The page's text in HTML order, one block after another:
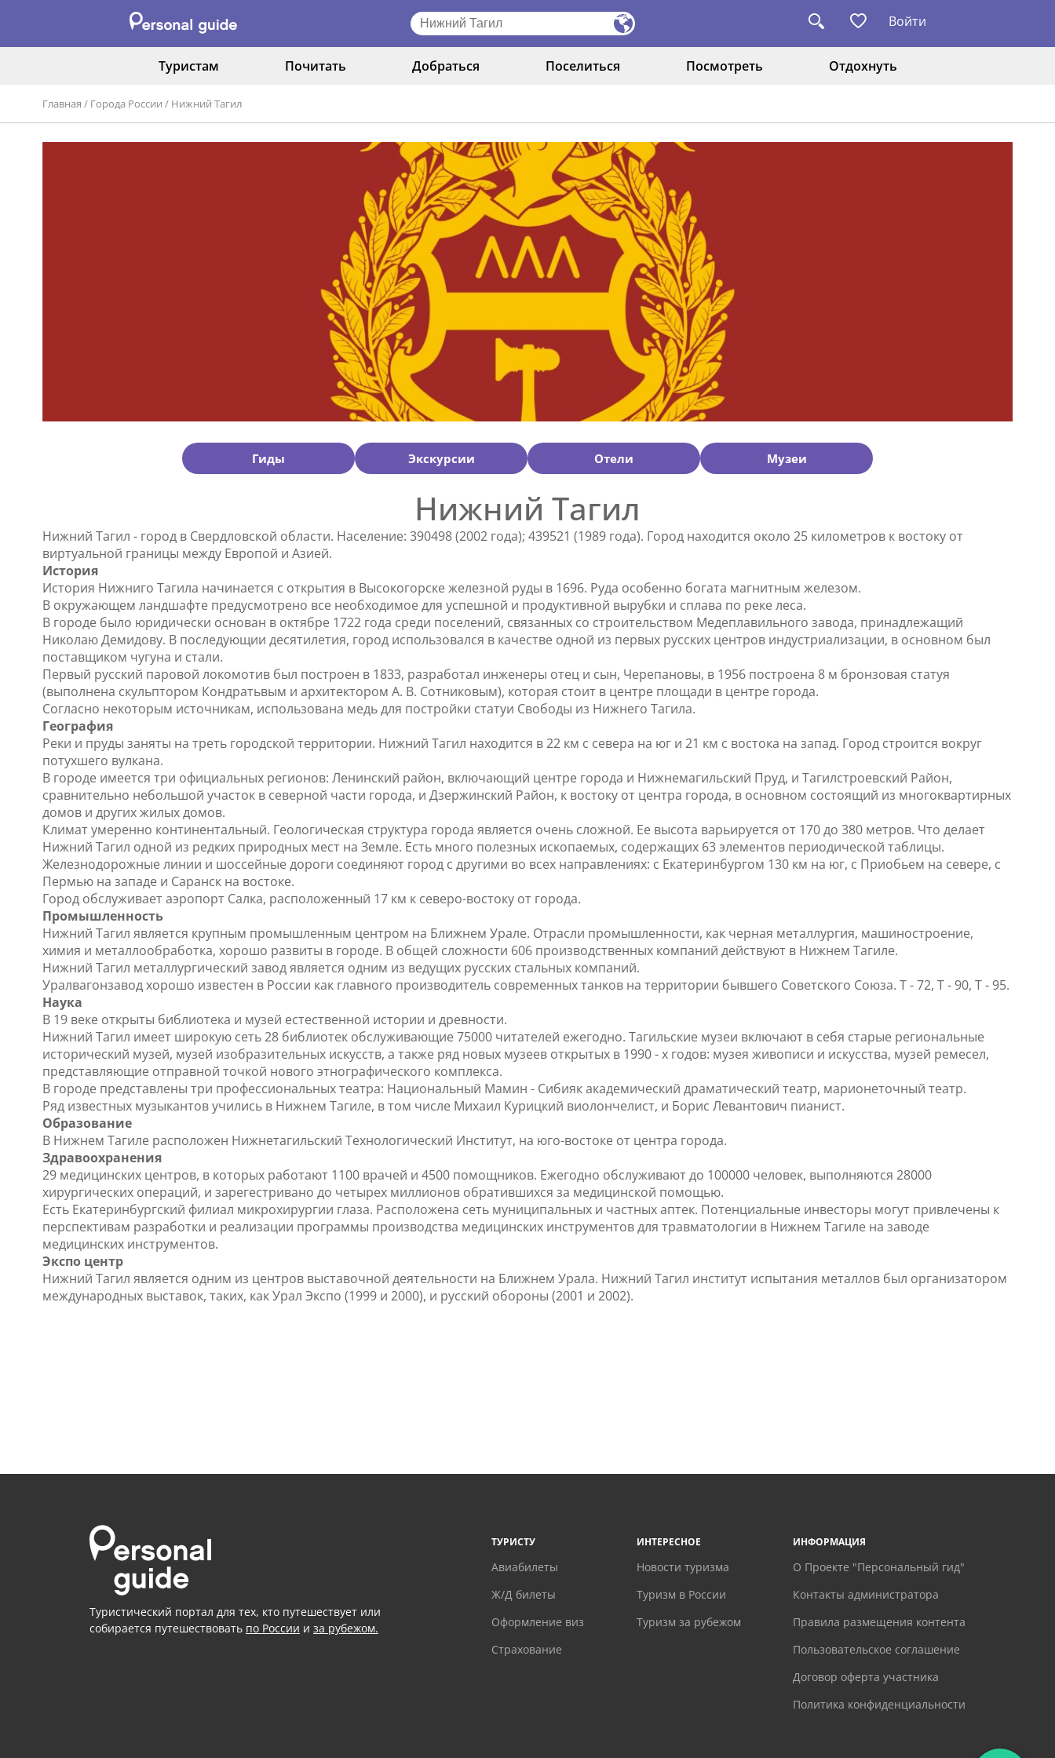
Войти
Туристам Почитать Добраться Поселиться Посмотреть Отдохнуть
Главная / Города России / Нижний Тагил
Гиды Экскурсии Отели Музеи
Нижний Тагил
Нижний Тагил - город в Свердловской области. Население: 390498 (2002 года); 439521 (1989 года). Город находится около 25 километров к востоку от
виртуальной границы между Европой и Азией.
История
История Нижниго Тагила начинается с открытия в Высокогорске железной руды в 1696. Руда особенно богата магнитным железом.
В окружающем ландшафте предусмотрено все необходимое для успешной и продуктивной вырубки и сплава по реке леса.
В городе было юридически основан в октябре 1722 года среди поселений, связанных со строительством Медеплавильного завода, принадлежащий
Николаю Демидову. В последующии десятилетия, город использовался в качестве одной из первых русских центров индустриализации, в основном был
поставщиком чугуна и стали.
Первый русский паровой локомотив был построен в 1833, разработал инженеры отец и сын, Черепановы, в 1956 построена 8 м бронзовая статуя
(выполнена скульптором Кондратьвым и архитектором А. В. Сотниковым), которая стоит в центре площади в центре города.
Согласно некоторым источникам, использована медь для постройки статуи Свободы из Нижнего Тагила.
География
Реки и пруды заняты на треть городской территории. Нижний Тагил находится в 22 км с севера на юг и 21 км с востока на запад. Город строится вокруг
потухшего вулкана.
В городе имеется три официальных регионов: Ленинский район, включающий центре города и Нижнемагильский Пруд, и Тагилстроевский Район,
сравнительно небольшой участок в северной части города, и Дзержинский Район, к востоку от центра города, в основном состоящий из многоквартирных
домов и других жилых домов.
Климат умеренно континентальный. Геологическая структура города является очень сложной. Ее высота варьируется от 170 до 380 метров. Что делает
Нижний Тагил одной из редких природных мест на Земле. Есть много полезных ископаемых, содержащих 63 элементов периодической таблицы.
Железнодорожные линии и шоссейные дороги соединяют город с другими во всех направлениях: с Екатеринбургом 130 км на юг, с Приобьем на севере, с
Пермью на западе и Саранск на востоке.
Город обслуживает аэропорт Салка, расположенный 17 км к северо-востоку от города.
Промышленность
Нижний Тагил является крупным промышленным центром на Ближнем Урале. Отрасли промышленности, как черная металлургия, машиностроение,
химия и металлообработка, хорошо развиты в городе. В общей сложности 606 производственных компаний действуют в Нижнем Тагиле.
Нижний Тагил металлургический завод является одним из ведущих русских стальных компаний.
Уралвагонзавод хорошо известен в России как главного производитель современных танков на территории бывшего Советского Союза. Т - 72, Т - 90, Т - 95.
Наука
В 19 веке открыты библиотека и музей естественной истории и древности.
Нижний Тагил имеет широкую сеть 28 библиотек обслуживающие 75000 читателей ежегодно. Тагильские музеи включают в себя старые региональные
исторический музей, музей изобразительных искусств, а также ряд новых музеев открытых в 1990 - х годов: музея живописи и искусства, музей ремесел,
представляющие отправной точкой нового этнографического комплекса.
В городе представлены три профессиональных театра: Национальный Мамин - Сибияк академический драматический театр, марионеточный театр.
Ряд известных музыкантов учились в Нижнем Тагиле, в том числе Михаил Курицкий виолончелист, и Борис Левантович пианист.
Образование
В Нижнем Тагиле расположен Нижнетагильский Технологический Институт, на юго-востоке от центра города.
Здравоохранения
29 медицинских центров, в которых работают 1100 врачей и 4500 помощников. Ежегодно обслуживают до 100000 человек, выполняются 28000
хирургических операций, и зарегестривано до четырех миллионов обратившихся за медицинской помощью.
Есть Екатеринбургский филиал микрохирургии глаза. Расположена сеть муниципальных и частных аптек. Потенциальные инвесторы могут привлечены к
перспективам разработки и реализации программы производства медицинских инструментов для травматологии в Нижнем Тагиле на заводе
медицинских инструментов.
Экспо центр
Нижний Тагил является одним из центров выставочной деятельности на Ближнем Урала. Нижний Тагил институт испытания металлов был организатором
международных выставок, таких, как Урал Экспо (1999 и 2000), и русский обороны (2001 и 2002).
Туристический портал для тех, кто путешествует или
собирается путешествовать по России и за рубежом.
ТУРИСТУ
Авиабилеты
Ж/Д билеты
Оформление виз
Страхование
ИНТЕРЕСНОЕ
Новости туризма
Туризм в России
Туризм за рубежом
ИНФОРМАЦИЯ
О Проекте "Персональный гид"
Контакты администратора
Правила размещения контента
Пользовательское соглашение
Договор оферта участника
Политика конфиденциальности